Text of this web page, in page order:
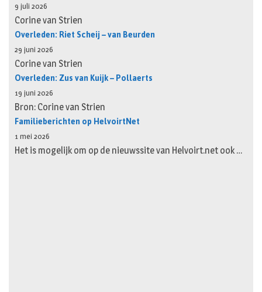
9 juli 2026
Corine van Strien
Overleden: Riet Scheij – van Beurden
29 juni 2026
Corine van Strien
Overleden: Zus van Kuijk – Pollaerts
19 juni 2026
Bron: Corine van Strien
Familieberichten op HelvoirtNet
1 mei 2026
Het is mogelijk om op de nieuwssite van Helvoirt.net ook …